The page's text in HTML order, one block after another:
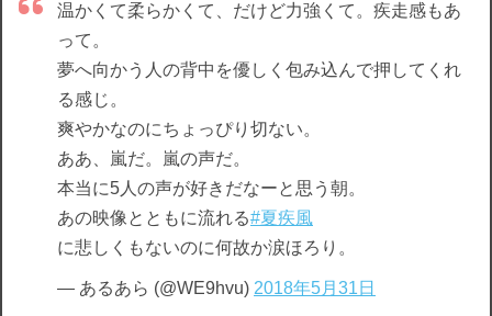
温かくて柔らかくて、だけど力強くて。疾走感もあ
って。
夢へ向かう人の背中を優しく包み込んで押してくれ
る感じ。
爽やかなのにちょっぴり切ない。
ああ、嵐だ。嵐の声だ。
本当に5人の声が好きだなーと思う朝。
あの映像とともに流れる#夏疾風
に悲しくもないのに何故か涙ほろり。
— あるあら (@WE9hvu) 2018年5月31日